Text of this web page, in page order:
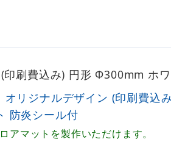
刷費込み) 円形 Φ300mm ホ
オリジナルデザイン (印刷費込
防炎シール付
アマットを製作いただけます。